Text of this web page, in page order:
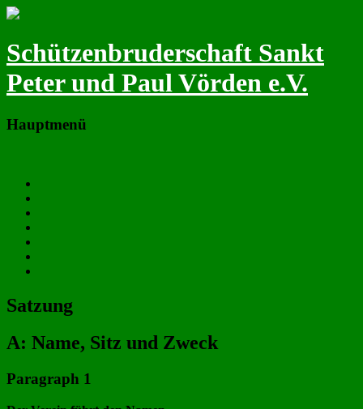
Schützenbruderschaft Sankt
Peter und Paul Vörden e.V.
Hauptmenü
Satzung
A: Name, Sitz und Zweck
Paragraph 1